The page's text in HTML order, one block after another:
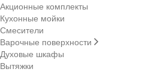
Акционные комплекты
Кухонные мойки
Смесители
Варочные поверхности
Духовые шкафы
Вытяжки